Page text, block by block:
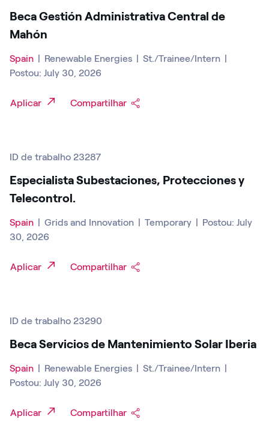
Beca Gestión Administrativa Central de
Mahón
Spain Renewable Energies St./Trainee/Intern
Postou: July 30, 2026
Aplicar Compartilhar
ID de trabalho 23287
Especialista Subestaciones, Protecciones y
Telecontrol.
Spain Grids and Innovation Temporary
Postou: July
30, 2026
Aplicar Compartilhar
ID de trabalho 23290
Beca Servicios de Mantenimiento Solar Iberia
Spain Renewable Energies St./Trainee/Intern
Postou: July 30, 2026
Aplicar Compartilhar